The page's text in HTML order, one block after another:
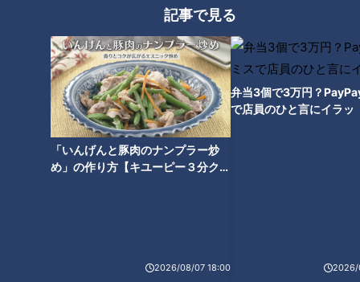
記事で見る
「いんげんと豚肉のナンプラー炒
め」の作り方【キユーピー３分クッ
2026/08/07 18:00
弁当3個で3万円？
で店員のひと言にイラッ
2026/
子どもが野菜嫌いを克服！？ア
レンジも楽しめる爆売れドレッ
シングとは？「カルディ」店員
に聞いた激推し商品ベスト3！